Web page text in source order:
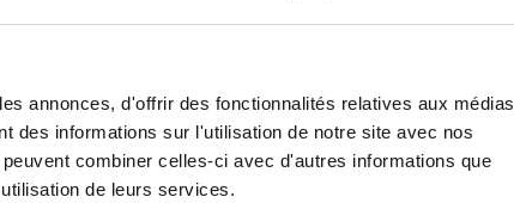
annonces, d'offrir des fonctionnalités relatives aux médias
des informations sur l'utilisation de notre site avec nos
combiner celles-ci avec d'autres informations que
de leurs services.